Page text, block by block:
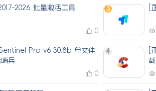
2026 批量激活工具
0
Pro v6.30.8b 单文件
兵
0
3 [
4
[